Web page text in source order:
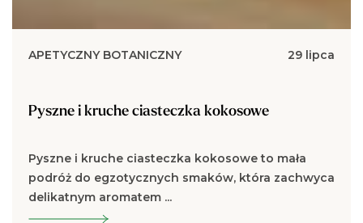
APETYCZNY BOTANICZNY 29 lipca
Pyszne i kruche ciasteczka kokosowe
Pyszne i kruche ciasteczka kokosowe to mała
podróż do egzotycznych smaków, która zachwyca
delikatnym aromatem ...